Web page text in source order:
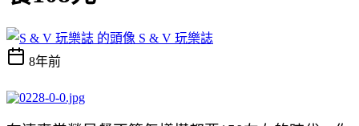
S & V 玩樂誌
8年前